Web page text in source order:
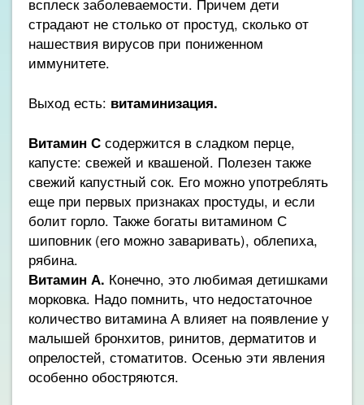
всплеск заболеваемости. Причем дети
страдают не столько от простуд, сколько от
нашествия вирусов при пониженном
иммунитете.
Выход есть: витаминизация.
Витамин С содержится в сладком перце,
капусте: свежей и квашеной. Полезен также
свежий капустный сок. Его можно употреблять
еще при первых признаках простуды, и если
болит горло. Также богаты витамином С
шиповник (его можно заваривать), облепиха,
рябина.
Витамин А. Конечно, это любимая детишками
морковка. Надо помнить, что недостаточное
количество витамина А влияет на появление у
малышей бронхитов, ринитов, дерматитов и
опрелостей, стоматитов. Осенью эти явления
особенно обостряются.